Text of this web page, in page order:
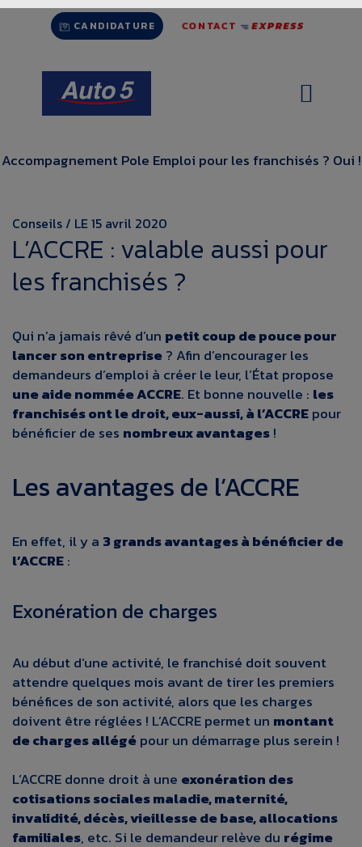
Aller
CANDIDATURE CONTACT EXPRESS
Accompagnement Pole Emploi pour les franchisés ? Oui !
Conseils / LE 15 avril 2020
L’ACCRE : valable aussi pour
les franchisés ?
Qui n’a jamais rêvé d’un petit coup de pouce pour
lancer son entreprise? Afin d’encourager les
demandeurs d’emploi à créer le leur, l’État propose
une aide nommée ACCRE. Et bonne nouvelle : les
franchisés ont le droit, eux-aussi, à l’ACCREpour
bénéficier de ses nombreux avantages!
Les avantages de l’ACCRE
En effet, il y a 3 grands avantages à bénéficier de
l’ACCRE:
Exonération de charges
Au début d’une activité, le franchisé doit souvent
attendre quelques mois avant de tirer les premiers
bénéfices de son activité, alors que les charges
doivent être réglées ! L’ACCRE permet un montant
de charges allégépour un démarrage plus serein !
L’ACCRE donne droit à une exonération des
cotisations sociales maladie, maternité,
invalidité, décès, vieillesse de base, allocations
familiales, etc. Si le demandeur relève du régime